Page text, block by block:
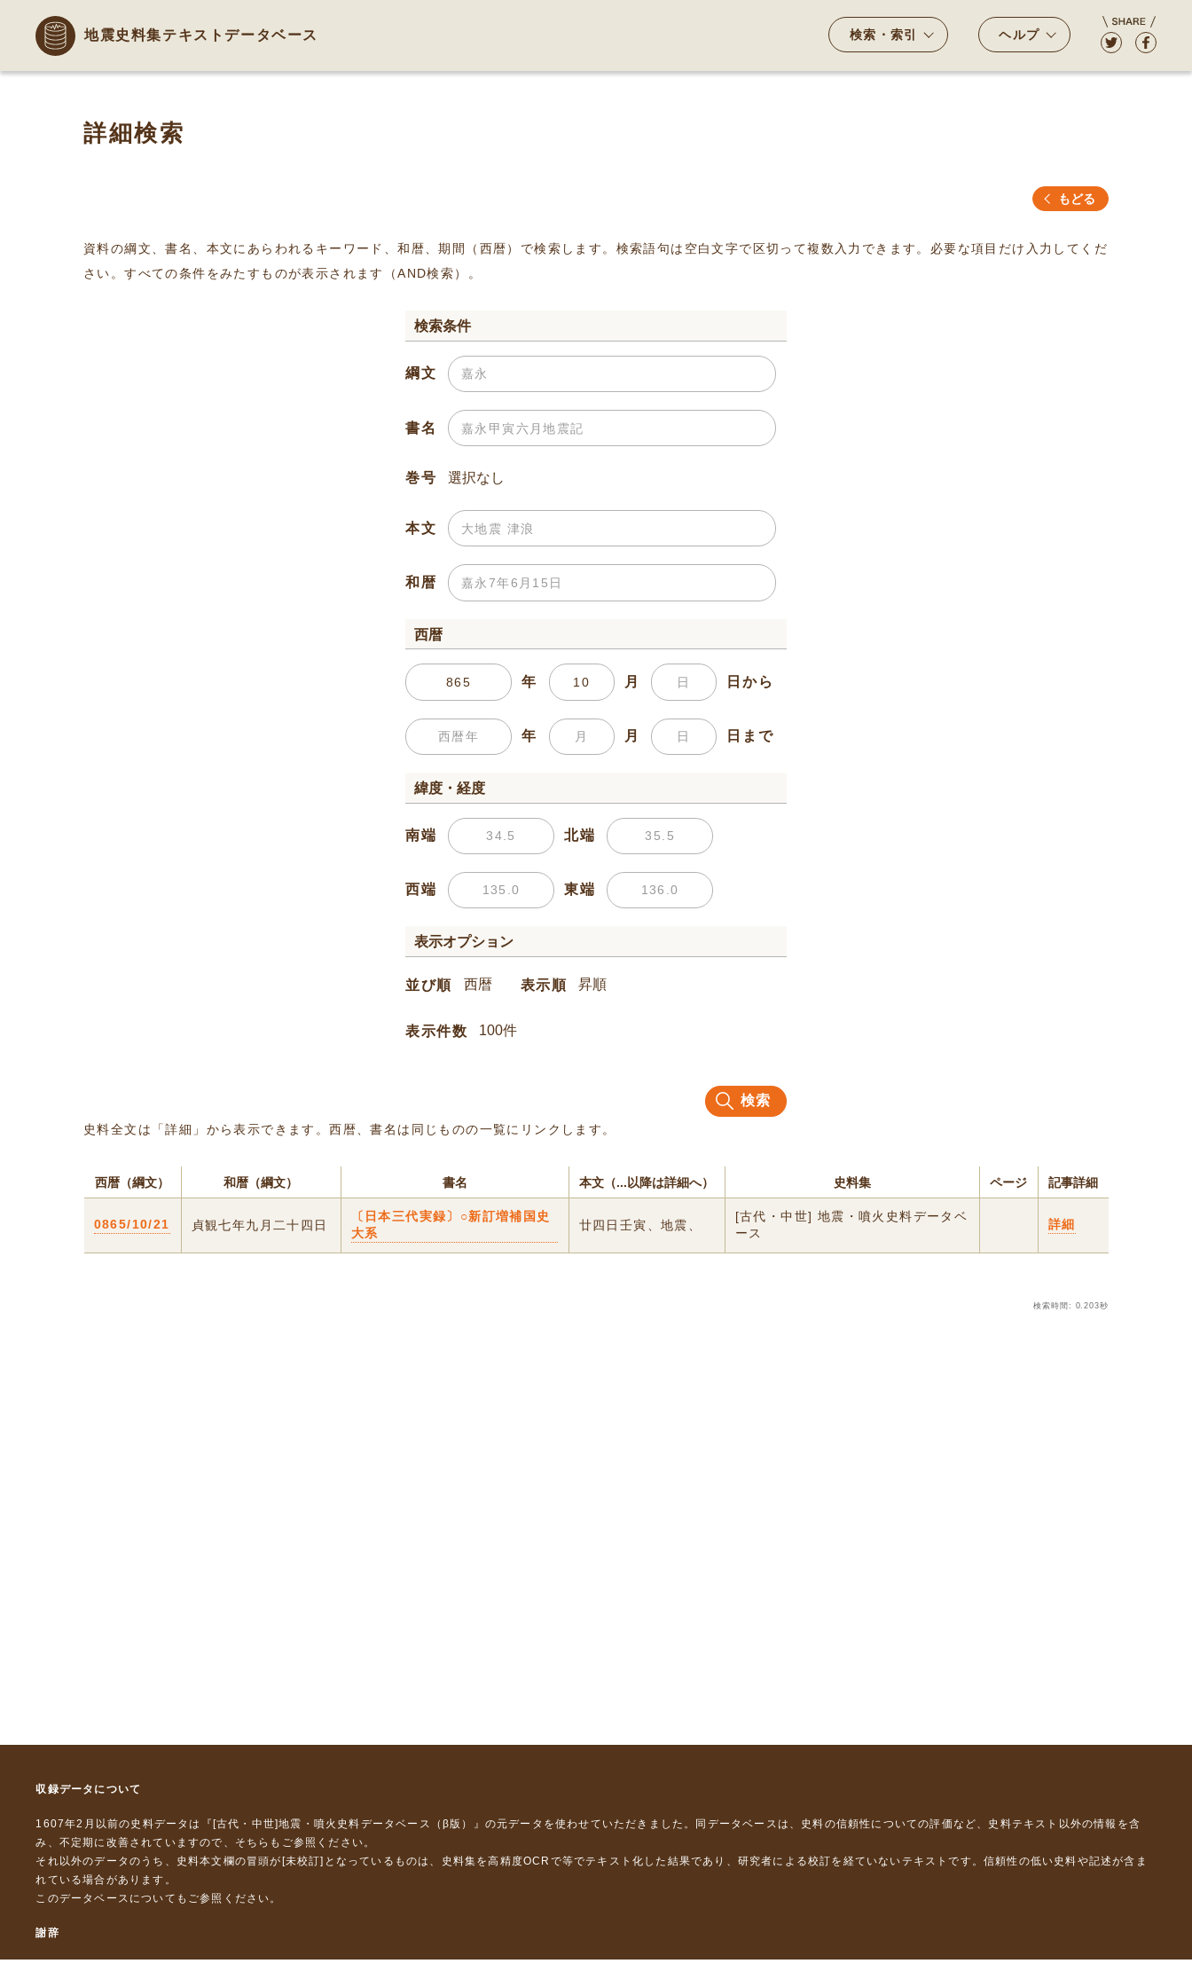
地震史料集テキストデータベース 検索・索引 ヘルプ
詳細検索
もどる
資料の綱文、書名、本文にあらわれるキーワード、和暦、期間（西暦）で検索します。検索語句は空白文字で区切って複数入力できます。必要な項目だけ入力してくだ
さい。すべての条件をみたすものが表示されます（AND検索）。
検索条件
綱文
書名
巻号
本文
和暦
西暦
年 月 日から
年 月 日まで
緯度・経度
南端 北端
西端 東端
表示オプション
並び順 表示順
表示件数
検索
史料全文は「詳細」から表示できます。西暦、書名は同じものの一覧にリンクします。
西暦（綱文） 和暦（綱文） 書名 本文（...以降は詳細へ） 史料集 ページ 記事詳細
0865/10/21 貞観七年九月二十四日
〔日本三代実録〕○新訂増補国史
大系
廿四日壬寅、地震、
[古代・中世] 地震・噴火史料データベ
ース
詳細
検索時間: 0.203秒
収録データについて
1607年2月以前の史料データは『 [古代・中世]地震・噴火史料データベース（β版）』 の元データを使わせていただきました。同データベースは、史料の信頼性についての評価など、史料テキスト以外の情報を含
み、不定期に改善されていますので、 そちら もご参照ください。
それ以外のデータのうち、史料本文欄の冒頭が[未校訂]となっているものは、史料集を高精度OCRで等でテキスト化した結果であり、研究者による校訂を経ていないテキストです。信頼性の低い史料や記述が含ま
れている場合があります。
このデータベースについて もご参照ください。
謝辞